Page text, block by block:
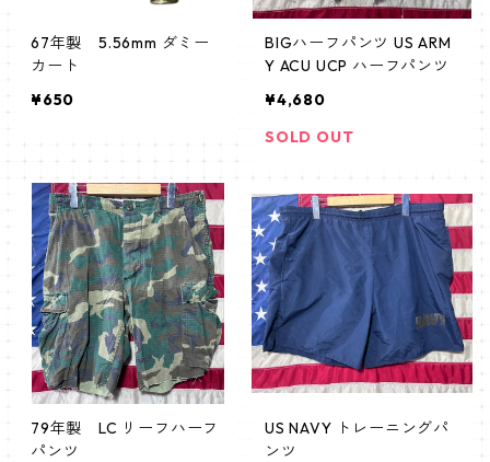
67年製 5.56mm ダミー
カート
¥650
BIGハーフパンツ US ARM
Y ACU UCP ハーフパンツ
¥4,680
SOLD OUT
79年製 LC リーフハーフ
パンツ
US NAVY トレーニングパ
ンツ